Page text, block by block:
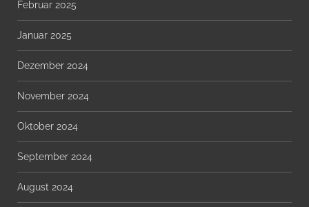
Februar 2025
Januar 2025
Dezember 2024
November 2024
Oktober 2024
September 2024
August 2024